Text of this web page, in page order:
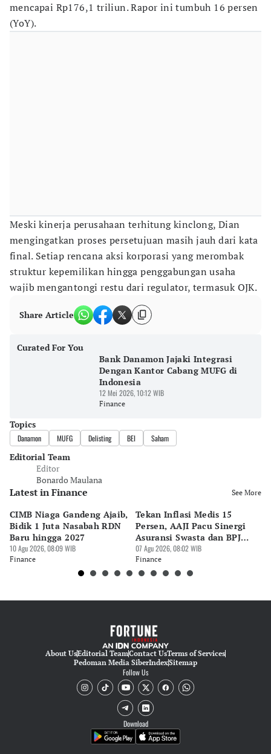
mencapai Rp176,1 triliun. Rapor ini tumbuh 16 persen
(YoY).
Meski kinerja perusahaan terhitung kinclong, Dian
mengingatkan proses persetujuan masih jauh dari kata
final. Setiap rencana aksi korporasi yang merombak
struktur kepemilikan hingga penggabungan usaha
wajib mengantongi restu dari regulator, termasuk OJK.
Share Article
Curated For You
Bank Danamon Jajaki Integrasi
Dengan Kantor Cabang MUFG di
Indonesia
12 Mei 2026, 10:12 WIB
Finance
Topics
Danamon MUFG Delisting BEI Saham
Editorial Team
Editor
Bonardo Maulana
Latest in Finance See More
CIMB Niaga Gandeng Ajaib,
Bidik 1 Juta Nasabah RDN
Baru hingga 2027
10 Agu 2026, 08:09 WIB
Finance
Tekan Inflasi Medis 15
Persen, AAJI Pacu Sinergi
Asuransi Swasta dan BPJS
Kesehatan
07 Agu 2026, 08:02 WIB
Finance
About UsEditorial TeamContact UsTerms of Services
Pedoman Media SiberIndexSitemap
Follow Us
Download